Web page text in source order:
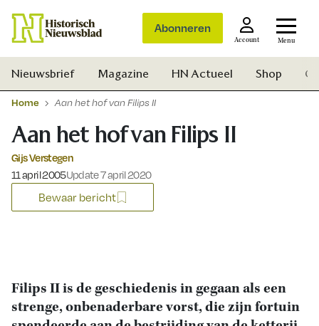
Abonneren
Account Menu
Zoek
Nieuwsbrief Magazine HN Actueel Shop
Home Aan het hof van Filips II
Aan het hof van Filips II
Gijs Verstegen
Gepubliceerd op:
11 april 2005Update 7 april 2020
Bewaar bericht
Filips II is de geschiedenis in gegaan als een
strenge, onbenaderbare vorst, die zijn fortuin